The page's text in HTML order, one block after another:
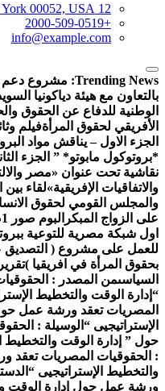
12 Cliff Dt, New York 00052, USA
info@example.com
Trending مشروع دعم
مع هيئة دياكونيا
للدفاع عن الحقوق
لحقوق المرأة فيلم
الاول – يناقش مواد
مابوتو* ” الجزء
تحت عنوان «مصر
الإفريقية»لقاء بين
القومي لحقوق الانسان
الزواج المبكرالبوم صور 1
شبكة مصرية للتوعية
على مشروع ( التصديق
المرأة في افريقيا )
من المصدر :
الوقت والتخطيط
تعقد ورشة عمل حول
“ الوسيلة :
” إدارة الوقت والتخطيط
الحقوقيات المصريات تعقد
الإستراتيجيى “
عمل حول إدارة الوقت